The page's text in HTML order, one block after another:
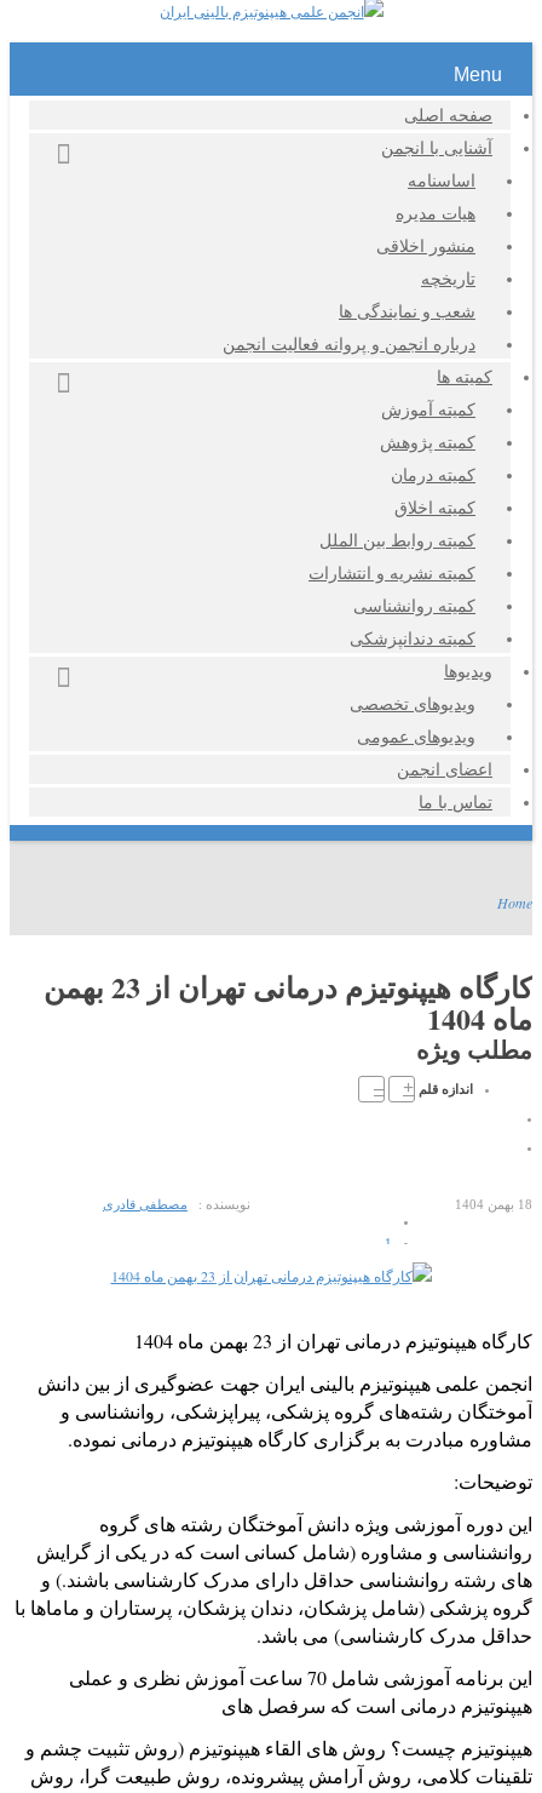
Menu
صفحه اصلی
آشنایی با انجمن
اساسنامه
هیات مدیره
منشور اخلاقی
تاریخچه
شعب و نمایندگی ها
درباره انجمن و پروانه فعالیت انجمن
کمیته ها
کمیته آموزش
کمیته پژوهش
کمیته درمان
کمیته اخلاق
کمیته روابط بین الملل
کمیته نشریه و انتشارات
کمیته روانشناسی
کمیته دندانپزشکی
ویدیوها
ویدیوهای تخصصی
ویدیوهای عمومی
اعضای انجمن
تماس با ما
Home
کارگاه هیپنوتیزم درمانی تهران از 23 بهمن
ماه 1404
مطلب ویژه
اندازه قلم +
–
18 بهمن 1404
1
2
نویسنده : مصطفی قادری
کارگاه هیپنوتیزم درمانی تهران از 23 بهمن ماه 1404
انجمن علمی هیپنوتیزم بالینی ایران جهت عضوگیری از بین دانش
آموختگان رشته‌های گروه پزشکی، پیراپزشکی، روانشناسی و
مشاوره مبادرت به برگزاری کارگاه هیپنوتیزم درمانی نموده.
توضیحات:
این دوره آموزشی ویژه دانش آموختگان رشته های گروه
روانشناسی و مشاوره (شامل کسانی است که در یکی از گرایش
های رشته روانشناسی حداقل دارای مدرک کارشناسی باشند.) و
گروه پزشکی (شامل پزشکان، دندان پزشکان، پرستاران و ماماها با
حداقل مدرک کارشناسی) می باشد.
این برنامه آموزشی شامل 70 ساعت آموزش نظری و عملی
هیپنوتیزم درمانی است که سرفصل های
هیپنوتیزم چیست؟ روش های القاء هیپنوتیزم (روش تثبیت چشم و
تلقینات کلامی، روش آرامش پیشرونده، روش طبیعت گرا، روش